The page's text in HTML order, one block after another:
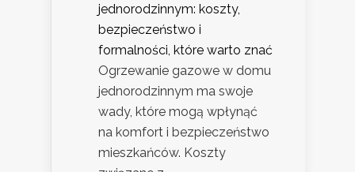
jednorodzinnym: koszty,
bezpieczeństwo i
formalności, które warto znać
Ogrzewanie gazowe w domu
jednorodzinnym ma swoje
wady, które mogą wpłynąć
na komfort i bezpieczeństwo
mieszkańców. Koszty